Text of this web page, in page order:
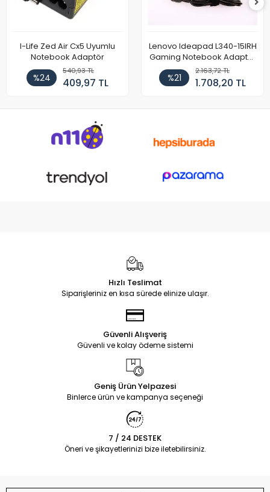
I-Life Zed Air Cx5 Uyumlu
Notebook Adaptör
%24
540,93 TL
409,97 TL
Lenovo Ideapad L340-15IRH
Gaming Notebook Adaptör
Cihazı Şarj Aleti (150W)
%21
2.163,72 TL
1.708,20 TL
Hızlı Teslimat
Siparişleriniz en kısa sürede elinize ulaşır.
Güvenli Alışveriş
Güvenli ve kolay ödeme sistemi
Geniş Ürün Yelpazesi
Binlerce ürün ve kampanya seçeneği
7 / 24 DESTEK
Öneri ve şikayetlerinizi bize iletebilirsiniz.